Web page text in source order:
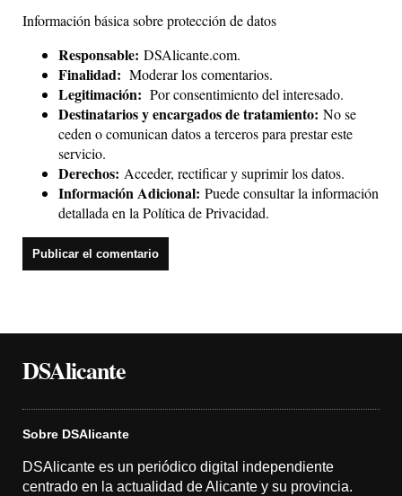
Información básica sobre protección de datos
Responsable: DSAlicante.com.
Finalidad: Moderar los comentarios.
Legitimación: Por consentimiento del interesado.
Destinatarios y encargados de tratamiento: No se
ceden o comunican datos a terceros para prestar este
servicio.
Derechos: Acceder, rectificar y suprimir los datos.
Información Adicional: Puede consultar la información
detallada en laPolítica de Privacidad.
DSAlicante
Sobre DSAlicante
DSAlicante es un periódico digital independiente
centrado en la actualidad de Alicante y su provincia.